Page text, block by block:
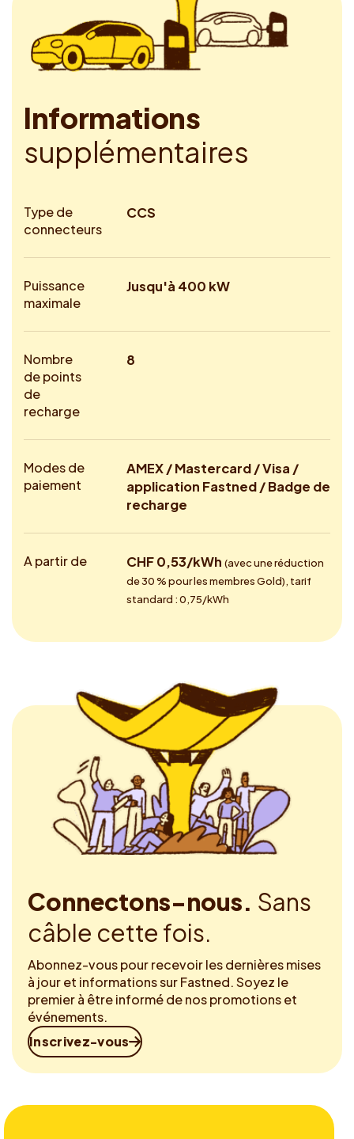
Informations
supplémentaires
Type de
connecteurs
CCS
Puissance
maximale
Jusqu'à 400 kW
Nombre
de points
de
recharge
8
Modes de
paiement
AMEX / Mastercard / Visa /
application Fastned / Badge de
recharge
A partir de CHF 0,53/kWh (avec une réduction
de 30 % pour les membres Gold), tarif
standard : 0,75/kWh
Connectons-nous. Sans
câble cette fois.
Abonnez-vous pour recevoir les dernières mises
à jour et informations sur Fastned. Soyez le
premier à être informé de nos promotions et
événements.
Inscrivez-vous